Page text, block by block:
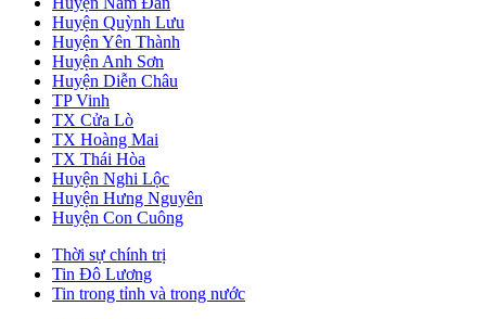
Huyện Quỳnh Lưu
Huyện Yên Thành
Huyện Anh Sơn
Huyện Diễn Châu
TP Vinh
TX Cửa Lò
TX Hoàng Mai
TX Thái Hòa
Huyện Nghi Lộc
Huyện Hưng Nguyên
Huyện Con Cuông
Thời sự chính trị
Tin Đô Lương
Tin trong tỉnh và trong nước